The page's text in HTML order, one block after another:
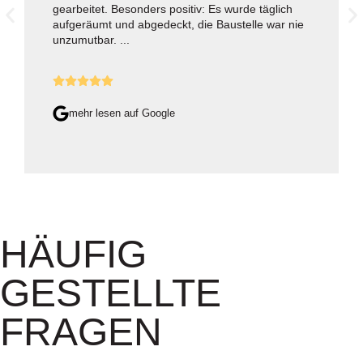
gearbeitet. Besonders positiv: Es wurde täglich
aufgeräumt und abgedeckt, die Baustelle war nie
unzumutbar. ...
mehr lesen auf Google
HÄUFIG
GESTELLTE
FRAGEN